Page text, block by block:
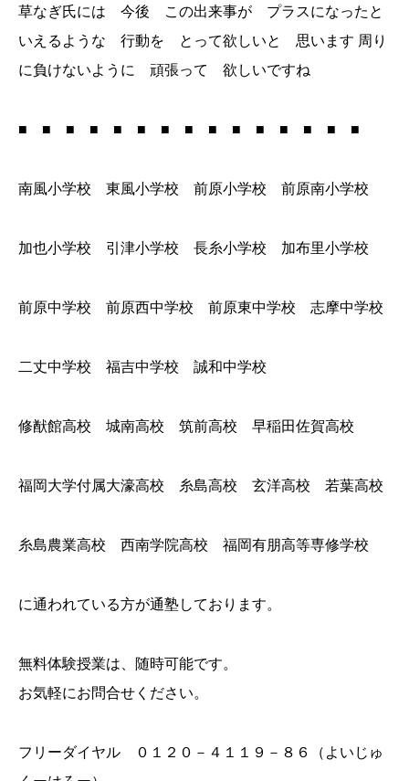
草なぎ氏には 今後 この出来事が プラスになったと
いえるような 行動を とって欲しいと 思います 周り
に負けないように 頑張って 欲しいですね
■ ■ ■ ■ ■ ■ ■ ■ ■ ■ ■ ■ ■ ■ ■
南風小学校 東風小学校 前原小学校 前原南小学校
加也小学校 引津小学校 長糸小学校 加布里小学校
前原中学校 前原西中学校 前原東中学校 志摩中学校
二丈中学校 福吉中学校 誠和中学校
修猷館高校 城南高校 筑前高校 早稲田佐賀高校
福岡大学付属大濠高校 糸島高校 玄洋高校 若葉高校
糸島農業高校 西南学院高校 福岡有朋高等専修学校
に通われている方が通塾しております。
無料体験授業は、随時可能です。
お気軽にお問合せください。
フリーダイヤル ０１２０－４１１９－８６（よいじゅ